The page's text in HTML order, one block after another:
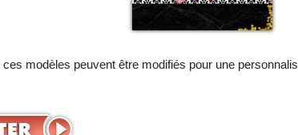
ces modèles peuvent être modifiés pour une